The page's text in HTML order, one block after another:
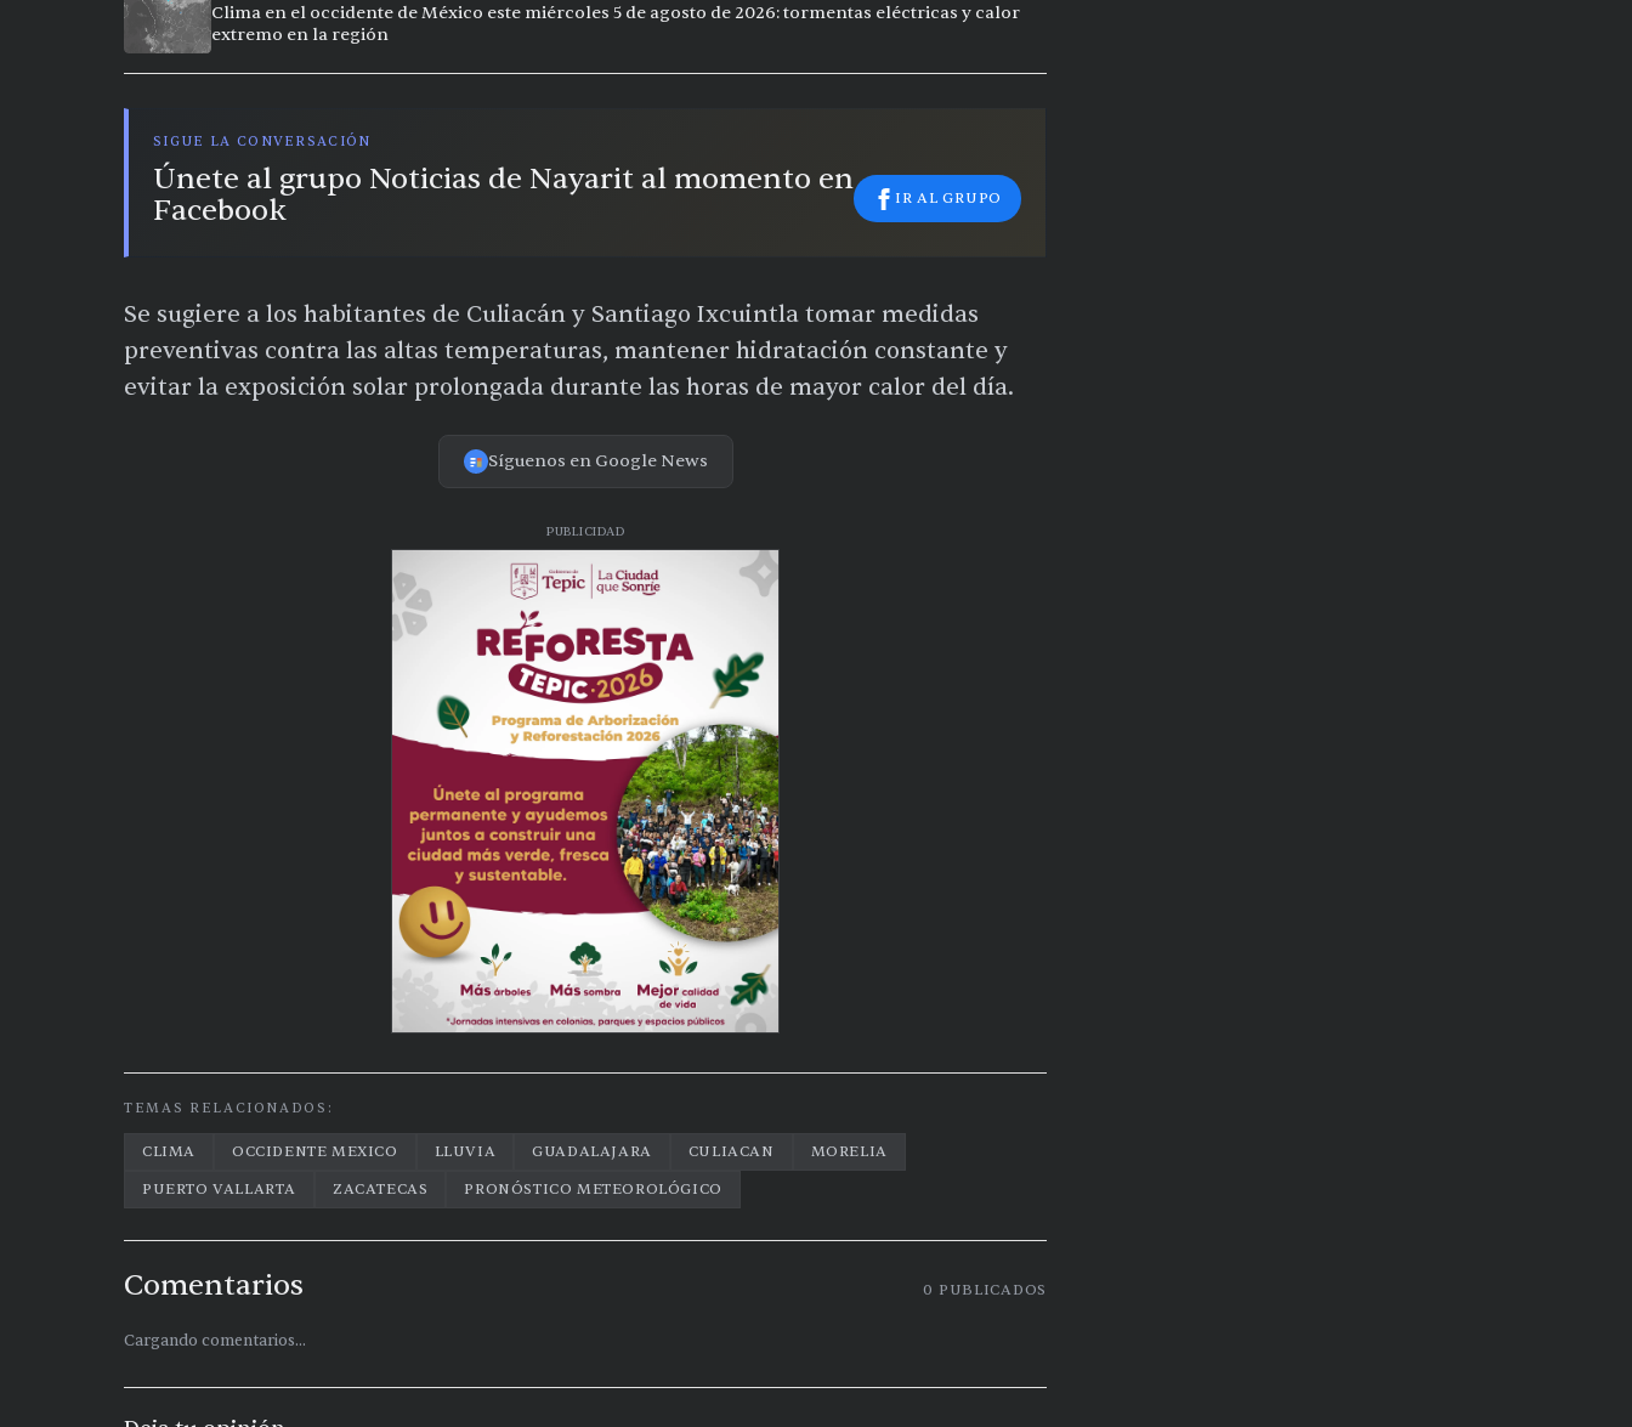
Clima en el occidente de México este miércoles 5 de agosto de 2026: tormentas eléctricas y calor
extremo en la región
SIGUE LA CONVERSACIÓN
Únete al grupo Noticias de Nayarit al momento en
Facebook
IR AL GRUPO
Se sugiere a los habitantes de Culiacán y Santiago Ixcuintla tomar medidas
preventivas contra las altas temperaturas, mantener hidratación constante y
evitar la exposición solar prolongada durante las horas de mayor calor del día.
Síguenos en Google News
PUBLICIDAD
TEMAS RELACIONADOS:
CLIMA OCCIDENTE MEXICO LLUVIA GUADALAJARA CULIACAN
MORELIA
PUERTO VALLARTA
ZACATECAS PRONÓSTICO METEOROLÓGICO
Comentarios 0 PUBLICADOS
Cargando comentarios...